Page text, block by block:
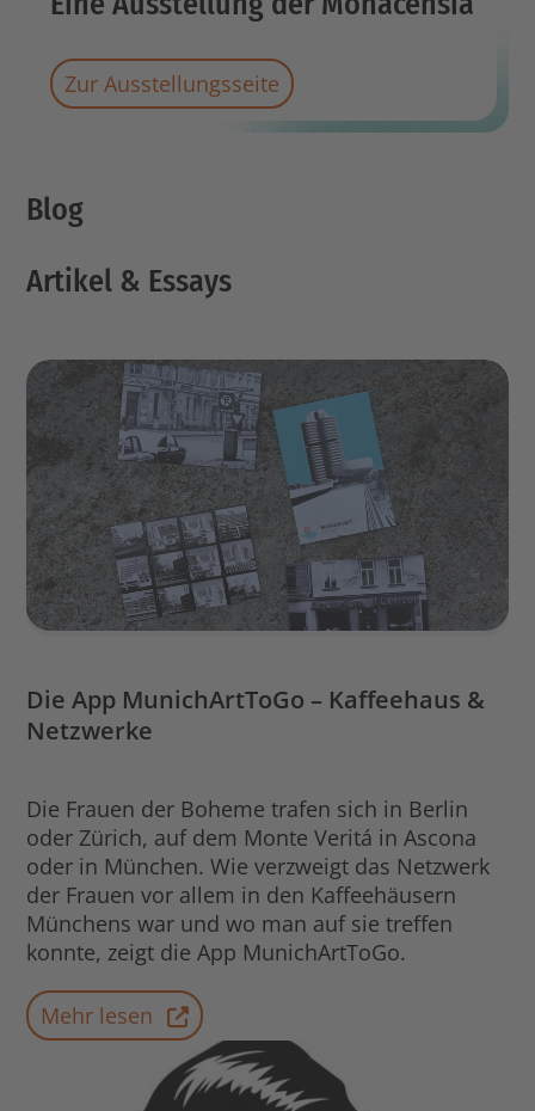
Zur Ausstellungsseite
Blog
Artikel & Essays
Die App MunichArtToGo – Kaffeehaus &
Netzwerke
Die Frauen der Boheme trafen sich in Berlin
oder Zürich, auf dem Monte Veritá in Ascona
oder in München. Wie verzweigt das Netzwerk
der Frauen vor allem in den Kaffeehäusern
Münchens war und wo man auf sie treffen
konnte, zeigt die App MunichArtToGo.
Mehr lesen